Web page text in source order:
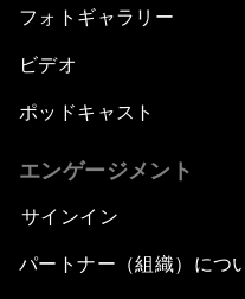
フォトギャラリー
ビデオ
ポッドキャスト
エンゲージメント
サインイン
パートナー（組織）につ